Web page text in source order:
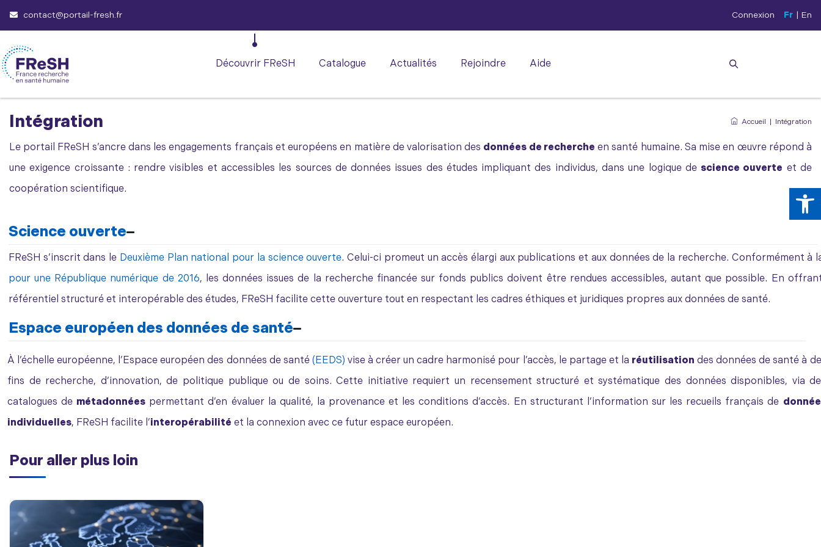
contact@portail-fresh.fr Connexion Fr | En
Découvrir FReSH Catalogue Actualités Rejoindre Aide
Intégration Accueil | Intégration
Le portail FReSH s’ancre dans les engagements français et européens en matière de valorisation des données de recherche en santé humaine. Sa mise en œuvre répond à
une exigence croissante : rendre visibles et accessibles les sources de données issues des études impliquant des individus, dans une logique de science ouverte et de
coopération scientifique.
Science ouverte
FReSH s’inscrit dans le Deuxième Plan national pour la scienceouverte. Celui-ci promeut un accès élargi aux publications et aux données de la recherche. Conformément à
pour une République numérique de 2016, les données issues de la recherche financée sur fonds publics doivent être rendues accessibles, autant que possible. En
référentiel structuré et interopérable des études, FReSH facilite cette ouverture tout en respectant les cadres éthiques et juridiques propres aux données de santé.
Espace européen des données de santé
À l’échelle européenne, l’Espace européen des données de santé (EEDS) vise à créer un cadre harmonisé pour l’accès, le partage et la réutilisation des données de santé à
fins de recherche, d’innovation, de politique publique ou de soins. Cette initiative requiert un recensement structuré et systématique des données disponibles, via
catalogues de métadonnées permettant d’en évaluer la qualité, la provenance et les conditions d’accès. En structurant l’information sur les recueils français de
individuelles, FReSH facilite l’interopérabilité et la connexion avec ce futur espace européen.
Pour aller plus loin